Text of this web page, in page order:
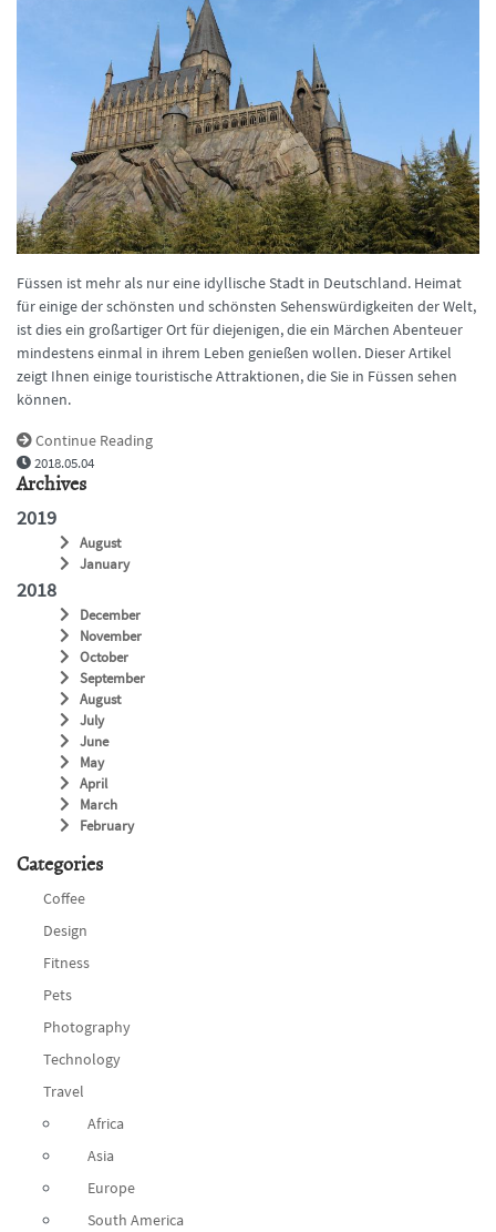
Füssen ist mehr als nur eine idyllische Stadt in Deutschland. Heimat
für einige der schönsten und schönsten Sehenswürdigkeiten der Welt,
ist dies ein großartiger Ort für diejenigen, die ein Märchen Abenteuer
mindestens einmal in ihrem Leben genießen wollen. Dieser Artikel
zeigt Ihnen einige touristische Attraktionen, die Sie in Füssen sehen
können.
Continue Reading
2018.05.04
Archives
2019
August
January
2018
December
November
October
September
August
July
June
May
April
March
February
Categories
Coffee
Design
Fitness
Pets
Photography
Technology
Travel
Africa
Asia
Europe
South America